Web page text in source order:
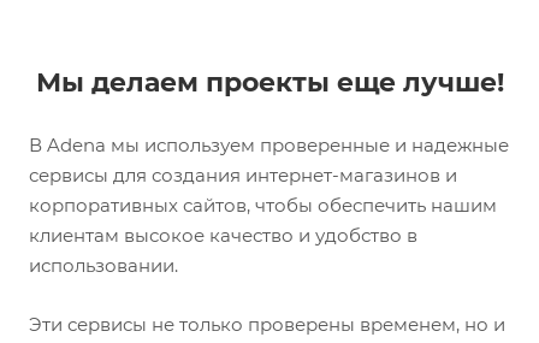
Мы делаем проекты еще лучше!
В Adena мы используем проверенные и надежные
сервисы для создания интернет-магазинов и
корпоративных сайтов, чтобы обеспечить нашим
клиентам высокое качество и удобство в
использовании.
Эти сервисы не только проверены временем, но и